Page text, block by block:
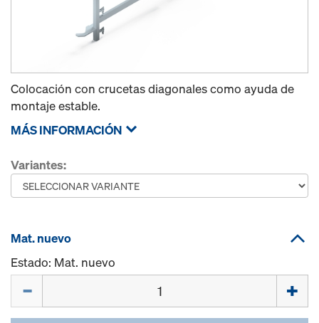
Colocación con crucetas diagonales como ayuda de
montaje estable.
MÁS INFORMACIÓN
Variantes:
Mat. nuevo
Estado: Mat. nuevo